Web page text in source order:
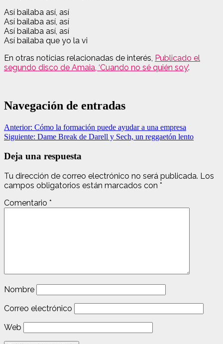
Así bailaba así, así
Así bailaba así, así
Así bailaba así, así
Así bailaba que yo la vi
En otras noticias relacionadas de interés, Publicado el
segundo disco de Amaia, ‘Cuando no sé quién soy’.
Navegación de entradas
Anterior: Cómo la formación puede ayudar a una empresa
Siguiente: Dame Break de Darell y Sech, un reggaetón lento
Deja una respuesta
Tu dirección de correo electrónico no será publicada. Los
campos obligatorios están marcados con *
Comentario *
Nombre
Correo electrónico
Web